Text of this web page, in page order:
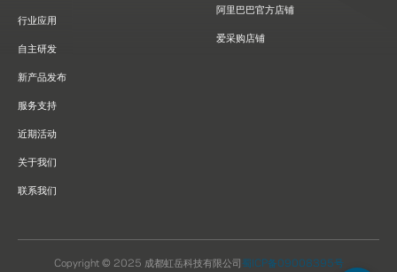
行业应用
自主研发
新产品发布
服务支持
近期活动
关于我们
联系我们
阿里巴巴官方店铺
爱采购店铺
Copyright © 2025 成都虹岳科技有限公司蜀ICP备09008395号